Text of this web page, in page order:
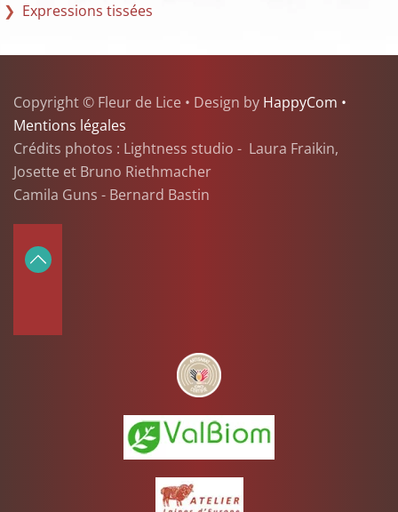
Expressions tissées
Copyright © Fleur de Lice • Design by HappyCom •
Mentions légales
Crédits photos : Lightness studio - Laura Fraikin,
Josette et Bruno Riethmacher
Camila Guns - Bernard Bastin